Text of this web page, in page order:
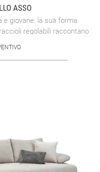
ASSO
e giovane: la sua forma
regolabili raccontano